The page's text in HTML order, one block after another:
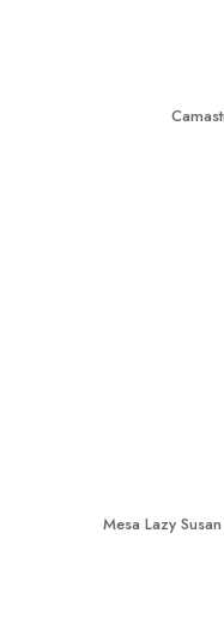
Mesa Lazy